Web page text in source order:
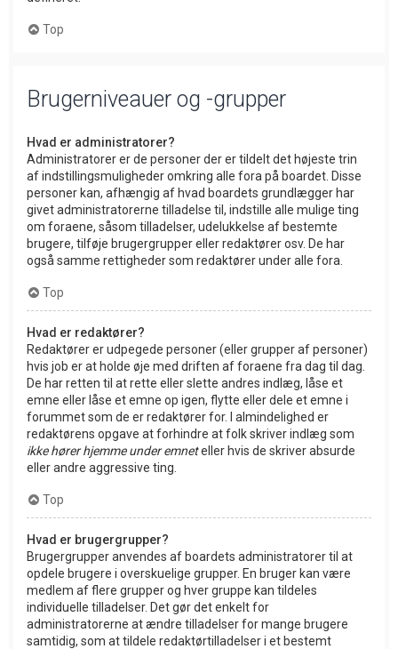
Top
Brugerniveauer og -grupper
Hvad er administratorer?
Administratorer er de personer der er tildelt det højeste trin
af indstillingsmuligheder omkring alle fora på boardet. Disse
personer kan, afhængig af hvad boardets grundlægger har
givet administratorerne tilladelse til, indstille alle mulige ting
om foraene, såsom tilladelser, udelukkelse af bestemte
brugere, tilføje brugergrupper eller redaktører osv. De har
også samme rettigheder som redaktører under alle fora.
Top
Hvad er redaktører?
Redaktører er udpegede personer (eller grupper af personer)
hvis job er at holde øje med driften af foraene fra dag til dag.
De har retten til at rette eller slette andres indlæg, låse et
emne eller låse et emne op igen, flytte eller dele et emne i
forummet som de er redaktører for. I almindelighed er
redaktørens opgave at forhindre at folk skriver indlæg som
ikke hører hjemme under emneteller hvis de skriver absurde
eller andre aggressive ting.
Top
Hvad er brugergrupper?
Brugergrupper anvendes af boardets administratorer til at
opdele brugere i overskuelige grupper. En bruger kan være
medlem af flere grupper og hver gruppe kan tildeles
individuelle tilladelser. Det gør det enkelt for
administratorerne at ændre tilladelser for mange brugere
samtidig, som at tildele redaktørtilladelser i et bestemt